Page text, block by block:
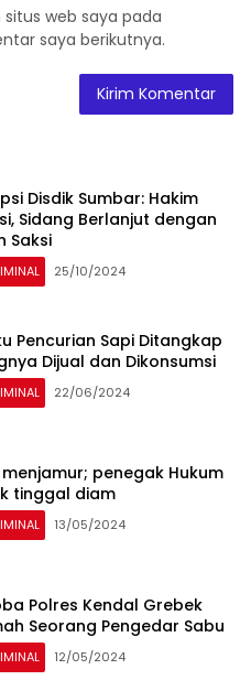
web saya pada
saya berikutnya.
Disdik Sumbar: Hakim
Sidang Berlanjut dengan
Saksi
25/10/2024
Pencurian Sapi Ditangkap
Dijual dan Dikonsumsi
22/06/2024
penegak Hukum
tinggal diam
13/05/2024
Polres Kendal Grebek
Seorang Pengedar Sabu
12/05/2024